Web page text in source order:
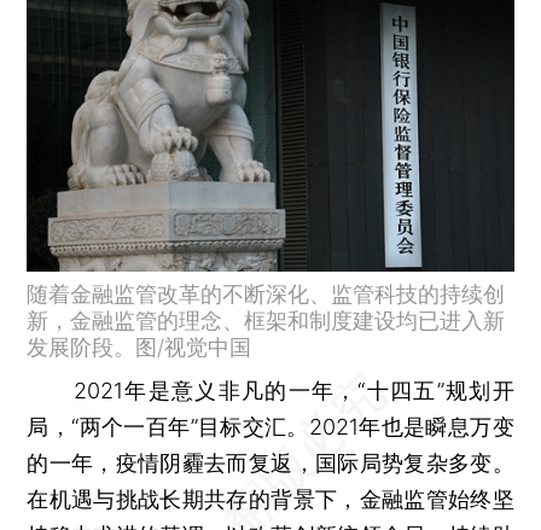
随着金融监管改革的不断深化、监管科技的持续创
新，金融监管的理念、框架和制度建设均已进入新
发展阶段。图/视觉中国
2021年是意义非凡的一年，“十四五”规划开
局，“两个一百年”目标交汇。2021年也是瞬息万变
的一年，疫情阴霾去而复返，国际局势复杂多变。
在机遇与挑战长期共存的背景下，金融监管始终坚